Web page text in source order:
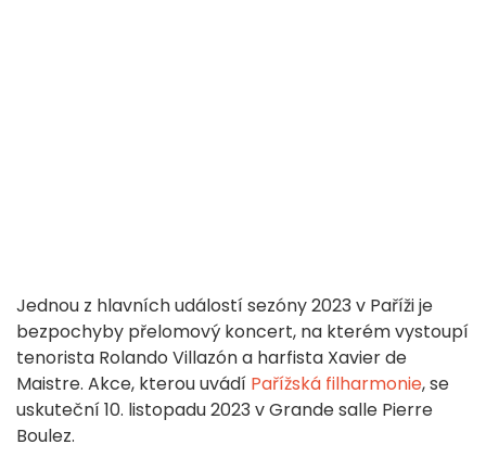
Jednou z hlavních událostí sezóny 2023 v Paříži je
bezpochyby přelomový koncert, na kterém vystoupí
tenorista Rolando Villazón a harfista Xavier de
Maistre. Akce, kterou uvádí Pařížská filharmonie, se
uskuteční 10. listopadu 2023 v Grande salle Pierre
Boulez.